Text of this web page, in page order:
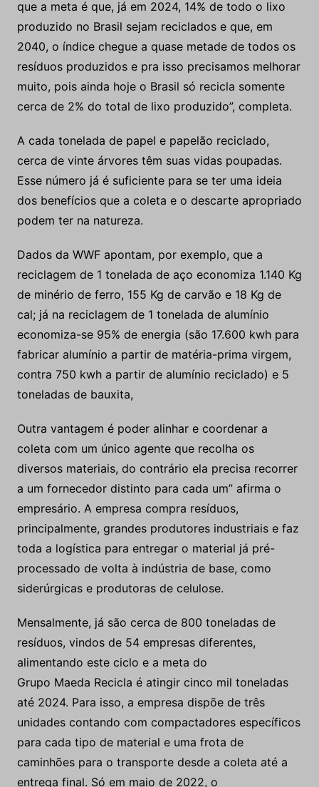
que a meta é que, já em 2024, 14% de todo o lixo
produzido no Brasil sejam reciclados e que, em
2040, o índice chegue a quase metade de todos os
resíduos produzidos e pra isso precisamos melhorar
muito, pois ainda hoje o Brasil só recicla somente
cerca de 2% do total de lixo produzido”, completa.
A cada tonelada de papel e papelão reciclado,
cerca de vinte árvores têm suas vidas poupadas.
Esse número já é suficiente para se ter uma ideia
dos benefícios que a coleta e o descarte apropriado
podem ter na natureza.
Dados da WWF apontam, por exemplo, que a
reciclagem de 1 tonelada de aço economiza 1.140 Kg
de minério de ferro, 155 Kg de carvão e 18 Kg de
cal; já na reciclagem de 1 tonelada de alumínio
economiza-se 95% de energia (são 17.600 kwh para
fabricar alumínio a partir de matéria-prima virgem,
contra 750 kwh a partir de alumínio reciclado) e 5
toneladas de bauxita,
Outra vantagem é poder alinhar e coordenar a
coleta com um único agente que recolha os
diversos materiais, do contrário ela precisa recorrer
a um fornecedor distinto para cada um” afirma o
empresário. A empresa compra resíduos,
principalmente, grandes produtores industriais e faz
toda a logística para entregar o material já pré-
processado de volta à indústria de base, como
siderúrgicas e produtoras de celulose.
Mensalmente, já são cerca de 800 toneladas de
resíduos, vindos de 54 empresas diferentes,
alimentando este ciclo e a meta do
Grupo Maeda Recicla é atingir cinco mil toneladas
até 2024. Para isso, a empresa dispõe de três
unidades contando com compactadores específicos
para cada tipo de material e uma frota de
caminhões para o transporte desde a coleta até a
entrega final. Só em maio de 2022, o